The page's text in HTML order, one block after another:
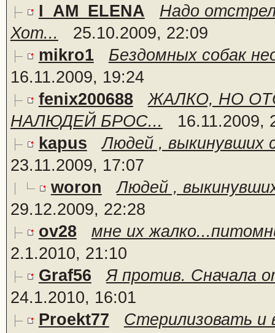
I_AM_ELENA
Надо
Хот...
25.10.2009, 22:09
mikro1
Бездомных собак
16.11.2009, 19:24
fenix200688
ЖАЛКО, НО
НАЛЮДЕЙ БРОС...
16.11.2009,
kapus
Людей , выкинувших
23.11.2009, 17:07
woron
Людей ,
29.12.2009, 22:28
ov28
мне их
2.1.2010, 21:10
Graf56
Я против. Сначала
24.1.2010, 16:01
Proekt77
Стерилизовать и